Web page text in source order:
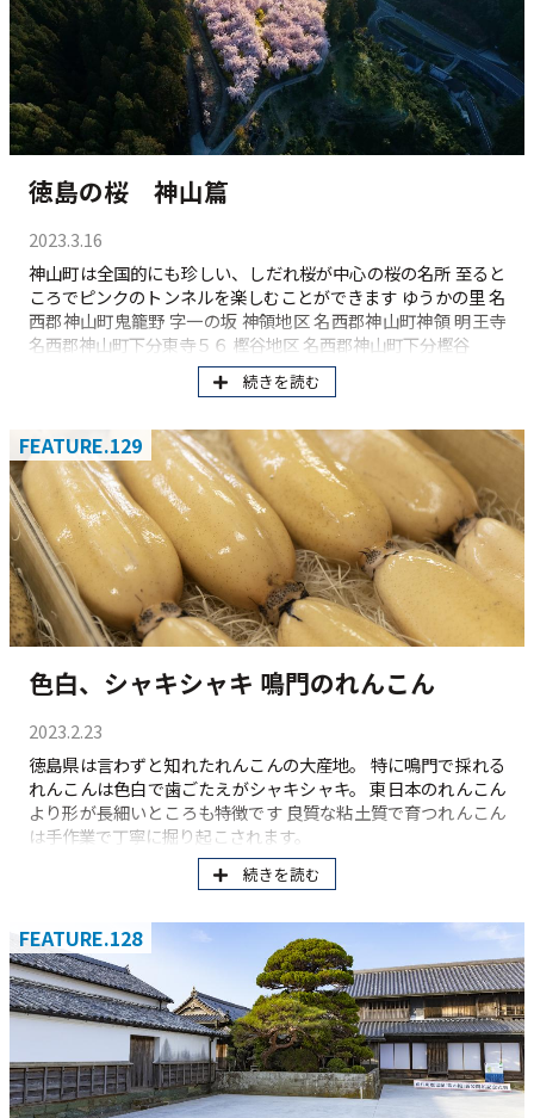
徳島の桜 神山篇
2023.3.16
神山町は全国的にも珍しい、しだれ桜が中心の桜の名所 至ると
ころでピンクのトンネルを楽しむことができます ゆうかの里 名
西郡神山町鬼籠野 字一の坂 神領地区 名西郡神山町神領 明王寺
名西郡神山町下分東寺５６ 樫谷地区 名西郡神山町下分樫谷
続きを読む
FEATURE.129
色白、シャキシャキ 鳴門のれんこん
2023.2.23
徳島県は言わずと知れたれんこんの大産地。 特に鳴門で採れる
れんこんは色白で歯ごたえがシャキシャキ。 東日本のれんこん
より形が長細いところも特徴です 良質な粘土質で育つれんこん
は手作業で丁寧に掘り起こされます。
続きを読む
FEATURE.128